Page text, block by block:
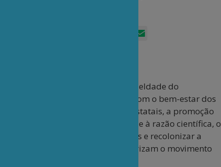
FacebookLinkedIn
a injustiça e a crueldade do
pública e estatal para com o bem-estar dos
instituições de regulação interestatais, a promoção
extremada, o ataque à razão científica, o
e ressubordinar as mulheres e recolonizar a
todos esses elementos caracterizam o movimento